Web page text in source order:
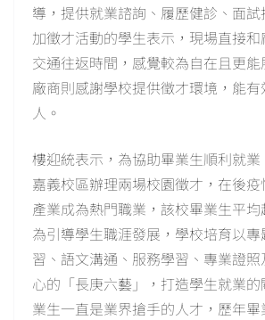
導，提供就業諮詢、履歷健診、面
加徵才活動的學生表示，現場直接
交通往返時間，感覺較為自在且更
廠商則感謝學校提供徵才環境，能
人。
樓迎統表示，為協助畢業生順利就
嘉義校區辦理兩場校園徵才，在後
產業成為熱門職業，該校畢業生平均
為引導學生職涯發展，學校培育以
習、語文溝通、服務學習、專業證
心的「長庚六藝」，打造學生就業
業生一直是業界搶手的人才，歷年